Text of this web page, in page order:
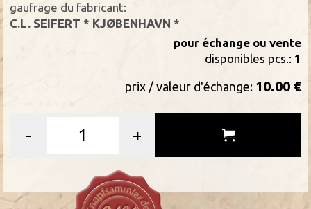
gaufrage du fabricant:
C.L. SEIFERT * KJØBENHAVN *
pour échange ou vente
disponibles pcs.: 1
prix / valeur d'échange: 10.00 €
- +